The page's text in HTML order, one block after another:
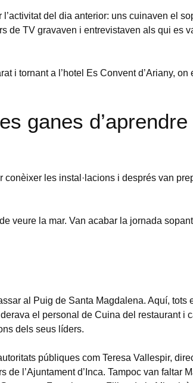
del dia anterior: uns cuinaven el
de TV gravaven i entrevistaven als qui es
i tornant a l’hotel Es Convent d’Ariany,
ganes d’aprendre
les instal·lacions i després van
veure la mar. Van acabar la jornada sopant
al Puig de Santa Magdalena. Aquí, tots
el personal de Cuina del restaurant i
dels seus líders.
públiques com Teresa Vallespir,
l’Ajuntament d’Inca. Tampoc van faltar